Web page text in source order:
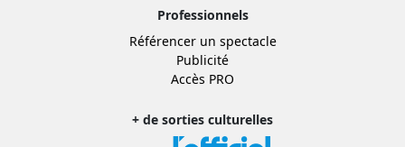
Professionnels
Référencer un spectacle
Publicité
Accès PRO
+ de sorties culturelles